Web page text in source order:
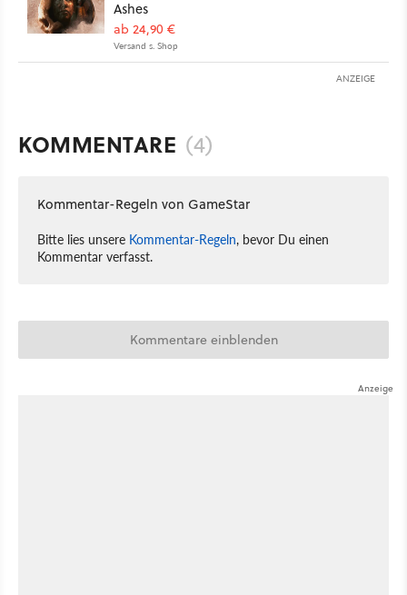
Ashes
ab 24,90 €
Versand s. Shop
ANZEIGE
KOMMENTARE (4)
Kommentar-Regeln von GameStar
Bitte lies unsere Kommentar-Regeln, bevor Du einen
Kommentar verfasst.
Kommentare einblenden